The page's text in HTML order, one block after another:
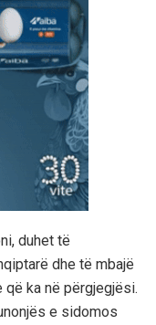
duhet të
dhe të mbajë
ka në përgjegjësi.
e sidomos